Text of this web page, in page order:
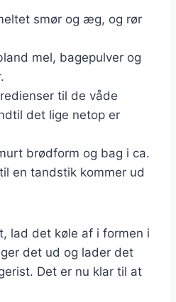
smør og æg, og rør
mel, bagepulver og
til de våde
det lige netop er
brødform og bag i ca.
en tandstik kommer ud
lad det køle af i formen i
det ud og lader det
Det er nu klar til at